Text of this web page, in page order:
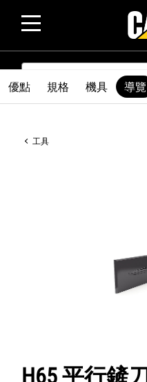
SEARCH
工具
優點 規格 機具 導覽